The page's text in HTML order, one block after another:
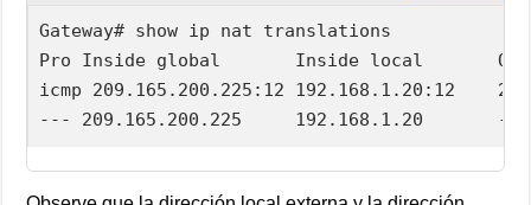
Gateway# show ip nat translations
Pro Inside global       Inside local
icmp 209.165.200.225:12 192.168.1.20:12
--- 209.165.200.225     192.168.1.20